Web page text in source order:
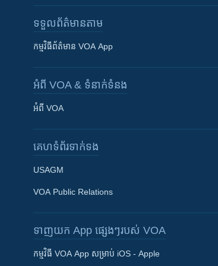
Khmer English
ទទួល​ព័ត៌មាន​តាម
កម្មវិធី​ព័ត៌មាន VOA App
អំពី​ VOA & ទំនាក់ទំនង
អំពី​ VOA
គេហទំព័រ​​ទាក់ទង
USAGM
VOA Public Relations
ទាញយក​ App ផ្សេងៗ​របស់​ VOA
កម្មវិធី​ VOA App សម្រាប់ iOS - Apple